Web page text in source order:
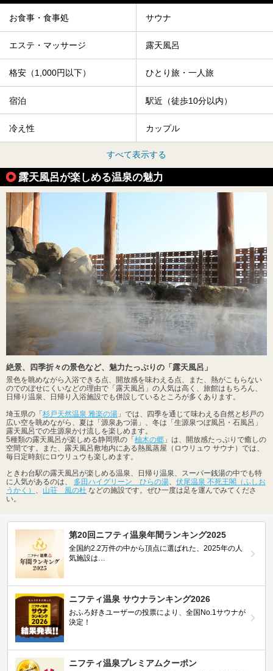
お食事・食事処 サウナ
エステ・マッサージ 露天風呂
格安（1,000円以下） ひとり旅・一人旅
宿泊 駅近（徒歩10分以内）
冷え性 カップル
すべて表示する
露天風呂が楽しめる温泉の魅力
絶景、四季折々の景色など、魅力たっぷりの「露天風呂」
景色を眺めながら入浴できる点、開放感を味わえる点、また、熱がこもらない
のでのぼせにくいなどの理由で「露天風呂」の人気は高く、旅館はもちろん、
日帰り温泉、日帰り入浴施設でも併設しているところが多くあります。
埼玉県の「 杉戸天然温泉 雅楽の湯 」では、四季を通じて味わえる自然と杉戸の
広い空を眺めながら、夏は「源泉あつ湯」、冬は「生源泉つぼ風呂・石風呂」
露天風呂での生源泉かけ流しを楽しめます。
5種類の露天風呂が楽しめる静岡県の「 柚木の郷 」は、開放感たっぷりで癒しの
空間です。また、露天風呂敷地内にある熱風蒸屋（ロウリュウ サウナ）では、
毎日定時刻にロウリュウも楽しめます。
ときわ台駅の露天風呂が楽しめる温泉、日帰り温泉、スーパー銭湯の中でも特
に人気があるのは、 多田ハイグリーン ひらの湯、 伏尾温泉 不死王閣（ふしお
うかく） 、 山荘 風の杜 などの施設です。ぜひ一度は足を運んでみてくださ
い。
第20回ニフティ温泉年間ランキング2025
全国約2.2万件の中から頂点に選ばれた、2025年の人
気施設は…
ニフティ温泉 サウナランキング2026
おふろ好きユーザーの投票により、全国No.1サウナが
決定！
ニフティ温泉プレミアムクーポン